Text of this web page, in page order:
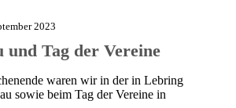
2023
und Tag der Vereine
waren wir in der in Lebring
sowie beim Tag der Vereine in